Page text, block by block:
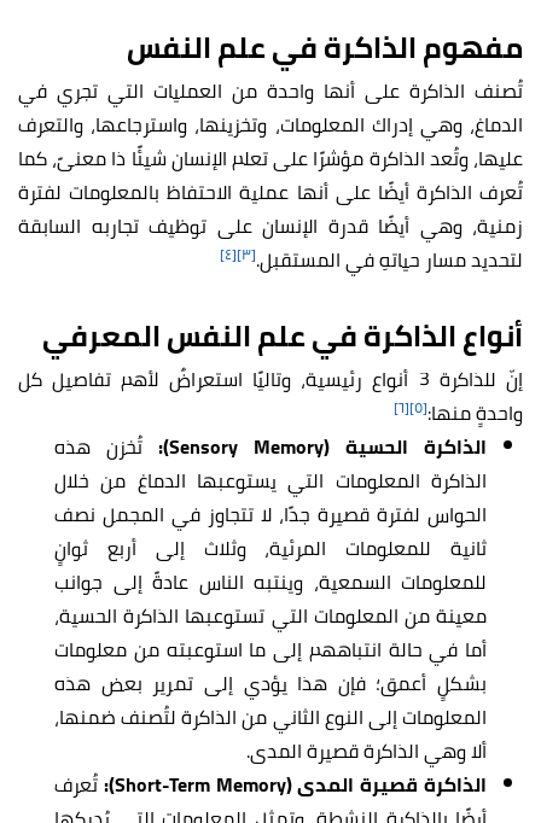
مفهوم الذاكرة في علم النفس
تُصنف الذاكرة على أنها واحدة من العمليات التي تجري في
الدماغ، وهي إدراك المعلومات، وتخزينها، واسترجاعها، والتعرف
عليها، وتُعد الذاكرة مؤشرًا على تعلم الإنسان شيئًا ذا معنىً، كما
تُعرف الذاكرة أيضًا على أنها عملية الاحتفاظ بالمعلومات لفترة
زمنية، وهي أيضًا قدرة الإنسان على توظيف تجاربه السابقة
لتحديد مسار حياتهِ في المستقبل.[٣] [٤]
أنواع الذاكرة في علم النفس المعرفي
إنّ للذاكرة 3 أنواع رئيسية، وتاليًا استعراضٌ لأهم تفاصيل كل
واحدةٍ منها:[٥] [٦]
الذاكرة الحسية (Sensory Memory):
تُخزن هذه
الذاكرة المعلومات التي يستوعبها الدماغ من خلال
الحواس لفترة قصيرة جدًا، لا تتجاوز في المجمل نصف
ثانية للمعلومات المرئية، وثلاث إلى أربع ثوانٍ
للمعلومات السمعية، وينتبه الناس عادةً إلى جوانب
معينة من المعلومات التي تستوعبها الذاكرة الحسية،
أما في حالة انتباههم إلى ما استوعبته من معلومات
بشكلٍ أعمق؛ فإن هذا يؤدي إلى تمرير بعض هذه
المعلومات إلى النوع الثاني من الذاكرة لتُصنف ضمنها،
ألا وهي الذاكرة قصيرة المدى.
الذاكرة قصيرة المدى (Short-Term Memory):
تُعرف